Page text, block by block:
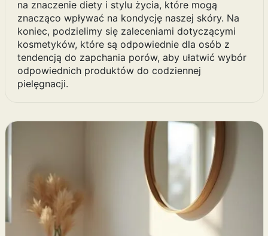
na znaczenie diety i stylu życia, które mogą
znacząco wpływać na kondycję naszej skóry. Na
koniec, podzielimy się zaleceniami dotyczącymi
kosmetyków, które są odpowiednie dla osób z
tendencją do zapchania porów, aby ułatwić wybór
odpowiednich produktów do codziennej
pielęgnacji.